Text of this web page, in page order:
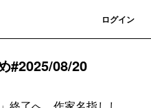
ログイン
#2025/08/20